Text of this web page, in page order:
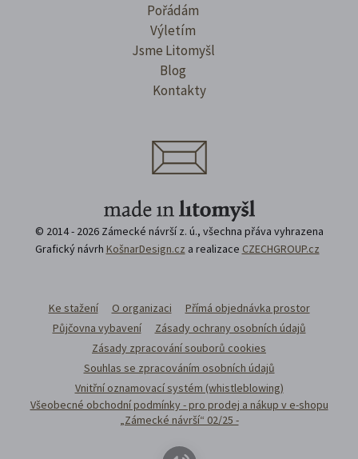
Pořádám
Výletím
Jsme Litomyšl
Blog
Kontakty
© 2014 - 2026 Zámecké návrší z. ú., všechna přáva vyhrazena
Grafický návrh KošnarDesign.cz a realizace CZECHGROUP.cz
Ke stažení O organizaci
Přímá objednávka prostor
Půjčovna vybavení
Zásady ochrany osobních údajů
Zásady zpracování souborů cookies
Souhlas se zpracováním osobních údajů
Vnitřní oznamovací systém (whistleblowing)
Všeobecné obchodní podmínky - pro prodej a nákup v e-shopu
„Zámecké návrší“ 02/25 -